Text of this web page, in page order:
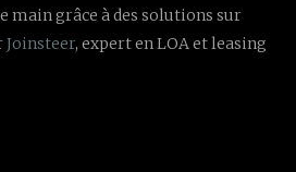
main grâce à des solutions sur
Joinsteer, expert en LOA et leasing